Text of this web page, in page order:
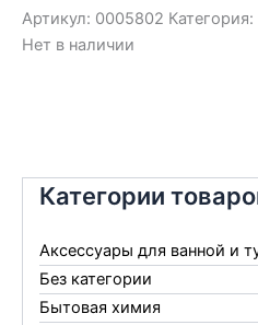
Категории
Аксессуары для ванной и
Без категории
Бытовая химия
Артикул: 0005802 Категория:
Нет в наличии